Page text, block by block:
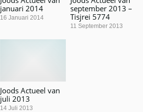
januari 2014
16 Januari 2014
september 2013 –
Tisjrei 5774
11 September 2013
Joods Actueel van
juli 2013
14 Juli 2013